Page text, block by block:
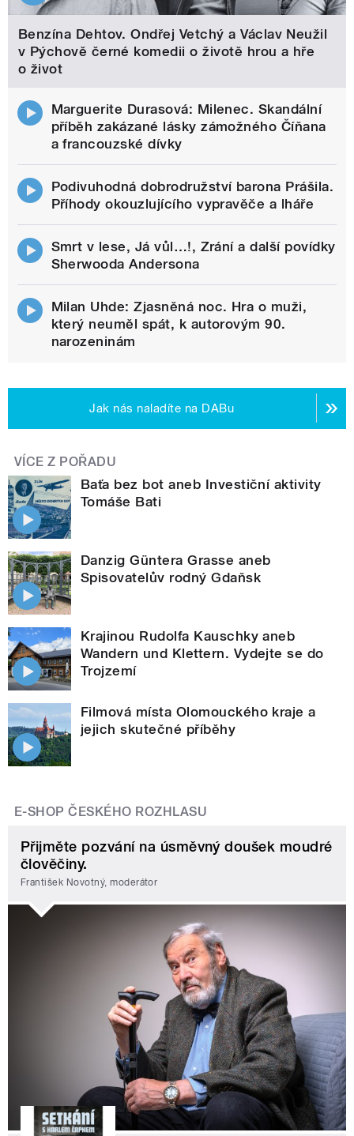
Benzína Dehtov. Ondřej Vetchý a Václav Neužil
v Pýchově černé komedii o životě hrou a hře
o život
Marguerite Durasová: Milenec. Skandální
příběh zakázané lásky zámožného Číňana
a francouzské dívky
Podivuhodná dobrodružství barona Prášila.
Příhody okouzlujícího vypravěče a lháře
Smrt v lese, Já vůl…!, Zrání a další povídky
Sherwooda Andersona
Milan Uhde: Zjasněná noc. Hra o muži,
který neuměl spát, k autorovým 90.
narozeninám
Jak nás naladíte na DABu
VÍCE Z POŘADU
Baťa bez bot aneb Investiční aktivity
Tomáše Bati
Danzig Güntera Grasse aneb
Spisovatelův rodný Gdaňsk
Krajinou Rudolfa Kauschky aneb
Wandern und Klettern. Vydejte se do
Trojzemí
Filmová místa Olomouckého kraje a
jejich skutečné příběhy
E-SHOP ČESKÉHO ROZHLASU
Přijměte pozvání na úsměvný doušek moudré
člověčiny.
František Novotný, moderátor